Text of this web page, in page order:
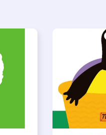
,
PARLONS